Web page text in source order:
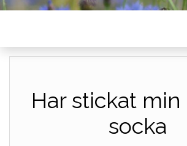
Har stickat min
socka